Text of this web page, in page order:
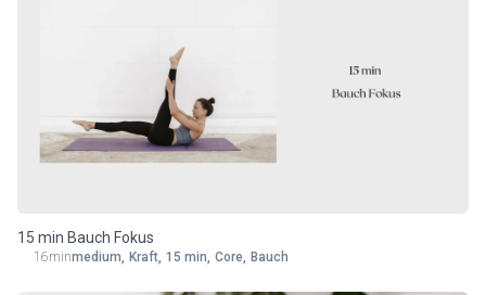
15 min Bauch Fokus
16minmedium, Kraft, 15 min, Core, Bauch